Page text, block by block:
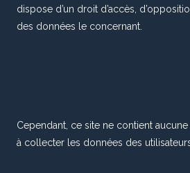
dispose d’un droit d’accès,
des données le concernant.
Cependant, ce site ne contient
à collecter les données des